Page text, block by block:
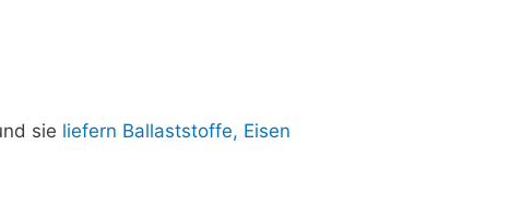
sie liefern Ballaststoffe, Eisen